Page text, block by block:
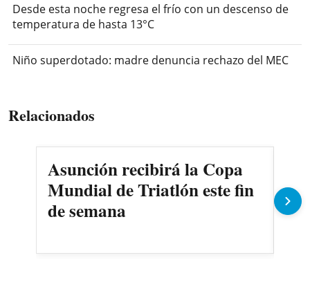
Desde esta noche regresa el frío con un descenso de
temperatura de hasta 13°C
Niño superdotado: madre denuncia rechazo del MEC
Relacionados
Asunción recibirá la Copa
Mundial de Triatlón este fin
de semana
la